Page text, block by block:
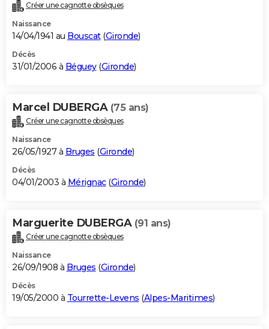
Créer une cagnotte obsèques
Naissance
14/04/1941 au Bouscat(Gironde)
Décès
31/01/2006 à Béguey(Gironde)
Marcel DUBERGA (75 ans)
Créer une cagnotte obsèques
Naissance
26/05/1927 à Bruges (Gironde)
Décès
04/01/2003 à Mérignac(Gironde)
Marguerite DUBERGA (91 ans)
Créer une cagnotte obsèques
Naissance
26/09/1908 à Bruges (Gironde)
Décès
19/05/2000 à Tourrette-Levens (Alpes-Maritimes)